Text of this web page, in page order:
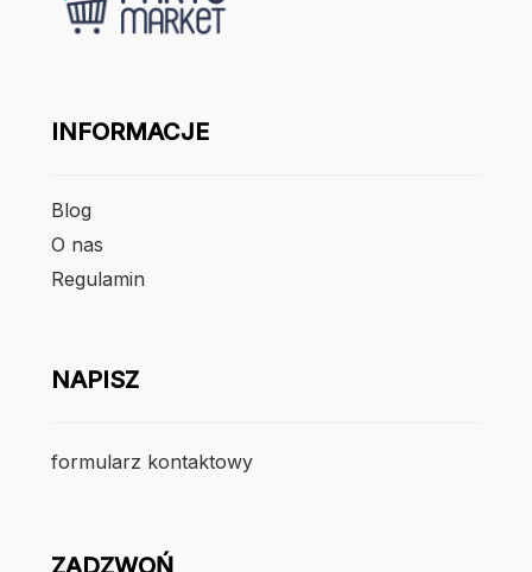
INFORMACJE
Blog
O nas
Regulamin
NAPISZ
formularz kontaktowy